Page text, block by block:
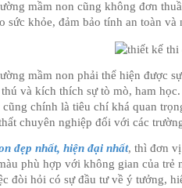
mầm non cũng không đơn
sức khỏe, đảm bảo tính an toàn và
mầm non phải thể hiện được
và kích thích sự tò mò, ham
chính là tiêu chí khá quan
chuyên nghiệp đối với các
đẹp nhất, hiện đại nhất, thì đơn
phù hợp với không gian của
đòi hỏi có sự đầu tư về ý tưởng,